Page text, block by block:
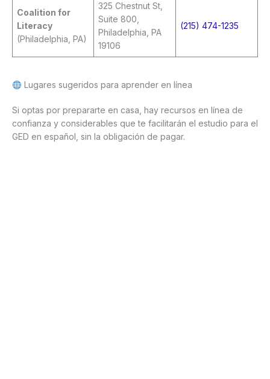
Coalition for
Literacy
(Philadelphia, PA)
325 Chestnut St,
Suite 800,
Philadelphia, PA
19106
(215) 474-1235
Lugares sugeridos para aprender en línea
Si optas por prepararte en casa, hay recursos en línea de
confianza y considerables que te facilitarán el estudio para el
GED en español, sin la obligación de pagar.